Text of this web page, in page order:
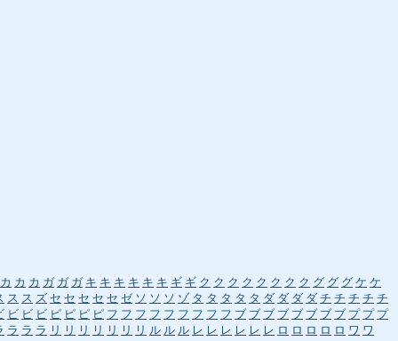
カ カ カ ガ ガ ガ キ キ キ キ キ キ ギ ギ ク ク ク ク ク ク ク ク グ グ グ ケ ケ
ス ス ズ セ セ セ セ セ ゼ ソ ソ ソ ゾ タ タ タ タ タ ダ ダ ダ ダ チ チ チ チ チ
ビ ビ ビ ピ ピ ピ ピ フ フ フ フ フ フ フ フ フ ブ ブ ブ ブ ブ ブ ブ ブ プ プ プ
ラ ラ ラ リ リ リ リ リ リ リ ル ル ル レ レ レ レ レ レ ロ ロ ロ ロ ロ ワ ワ